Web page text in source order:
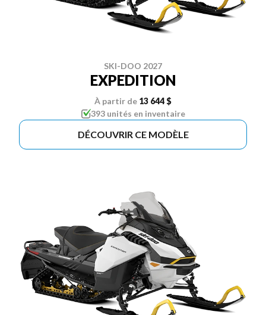
SKI-DOO 2027
EXPEDITION
À partir de 13 644 $
393 unités en inventaire
DÉCOUVRIR CE MODÈLE